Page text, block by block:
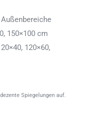
150×100 cm
120×60,
Spiegelungen auf.